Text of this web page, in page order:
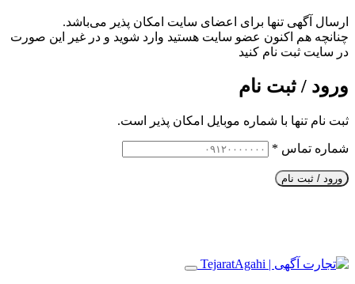
ارسال آگهی تنها برای اعضای سایت امکان پذیر می‌باشد.
چنانچه هم‌ اکنون عضو سایت هستید وارد شوید و در غیر این صورت
در سایت ثبت نام کنید
ورود / ثبت نام
ثبت نام تنها با شماره موبایل امکان پذیر است.
شماره تماس *
ورود / ثبت نام